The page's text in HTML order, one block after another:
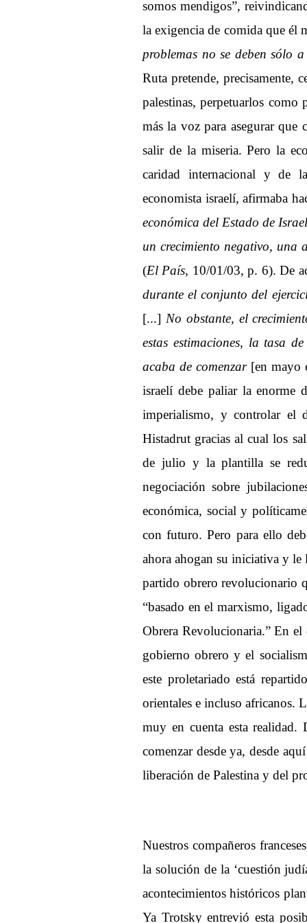
somos mendigos”,
la exigencia de comida que él
problemas no se deben sólo
Ruta pretende, precisamente,
palestinas, perpetuarlos
más la voz para asegurar que
salir de la miseria. Pero la
caridad internacional y de
economista israelí, afirmaba
económica del Estado de
un crecimiento negativo, una
(El País, 10/01/03, p. 6). De
durante el conjunto del
[...] No obstante, el
estas estimaciones, la tasa
acaba de comenzar [en mayo
israelí debe paliar la enorme
imperialismo, y controlar el
Histadrut gracias al cual los
de julio y la plantilla se
negociación sobre
económica, social y
con futuro. Pero para ello
ahora ahogan su iniciativa y le
partido obrero revolucionario
“basado en el marxismo,
Obrera Revolucionaria.” En el
gobierno obrero y el
este proletariado está
orientales e incluso africanos.
muy en cuenta esta realidad.
comenzar desde ya, desde
liberación de Palestina y del
Nuestros compañeros
la solución de la ‘cuestión
acontecimientos históricos
Ya Trotsky entrevió esta